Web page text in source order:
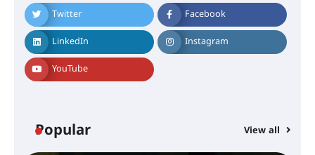
Twitter Facebook
LinkedIn Instagram
YouTube
Popular View all